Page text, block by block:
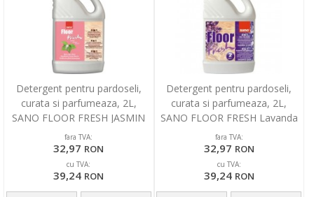
Detergent pentru pardoseli,
curata si parfumeaza, 2L,
SANO FLOOR FRESH JASMIN
fara TVA:
32,97 RON
cu TVA:
39,24 RON
Detergent pentru pardoseli,
curata si parfumeaza, 2L,
SANO FLOOR FRESH Lavanda
si Liliac
fara TVA:
32,97 RON
cu TVA:
39,24 RON